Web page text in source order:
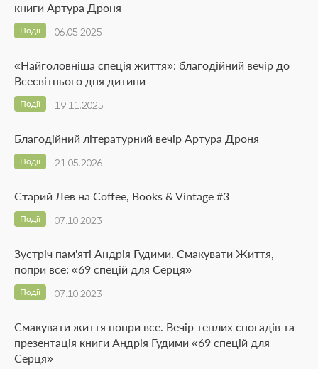
книги Артура Дроня
06.05.2025
Події
«Найголовніша спеція життя»: благодійний вечір до
Всесвітнього дня дитини
19.11.2025
Події
Благодійний літературний вечір Артура Дроня
21.05.2026
Події
Старий Лев на Coffee, Books & Vintage #3
07.10.2023
Події
Зустріч пам'яті Андрія Гудими. Смакувати Життя,
попри все: «69 спецій для Серця»
07.10.2023
Події
Cмакувати життя попри все. Вечір теплих спогадів та
презентація книги Андрія Гудими «69 спецій для
Серця»